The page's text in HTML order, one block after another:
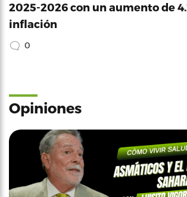
2025-2026 con un aumento de
inflación
0
Opiniones